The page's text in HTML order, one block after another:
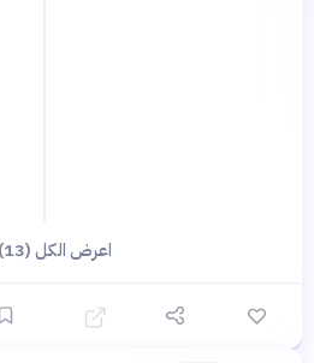
اعرض الكل (13) ←